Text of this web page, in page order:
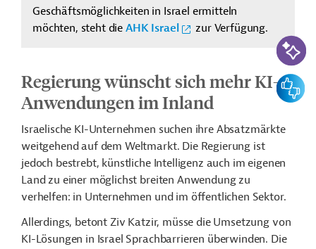
Geschäftsmöglichkeiten in Israel ermitteln
möchten, steht die AHK Israel zur Verfügung.
Regierung wünscht sich mehr KI-
Anwendungen im Inland
Israelische KI-Unternehmen suchen ihre Absatzmärkte
weitgehend auf dem Weltmarkt. Die Regierung ist
jedoch bestrebt, künstliche Intelligenz auch im eigenen
Land zu einer möglichst breiten Anwendung zu
verhelfen: in Unternehmen und im öffentlichen Sektor.
Allerdings, betont Ziv Katzir, müsse die Umsetzung von
KI-Lösungen in Israel Sprachbarrieren überwinden. Die
KI-